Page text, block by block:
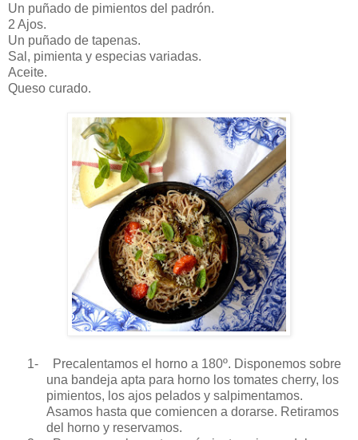
Un puñado de pimientos del padrón.
2 Ajos.
Un puñado de tapenas.
Sal, pimienta y especias variadas.
Aceite.
Queso curado.
1-
Precalentamos el horno a 180º. Disponemos sobre
una bandeja apta para horno los tomates cherry, los
pimientos, los ajos pelados y salpimentamos.
Asamos hasta que comiencen a dorarse. Retiramos
del horno y reservamos.